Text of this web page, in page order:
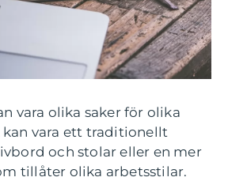
vara olika saker för olika
kan vara ett traditionellt
och stolar eller en mer
tillåter olika arbetsstilar.